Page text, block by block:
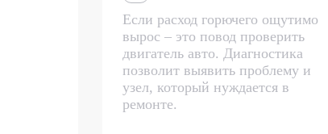
Если расход горючего ощутимо
вырос – это повод проверить
двигатель авто. Диагностика
позволит выявить проблему и
узел, который нуждается в
ремонте.